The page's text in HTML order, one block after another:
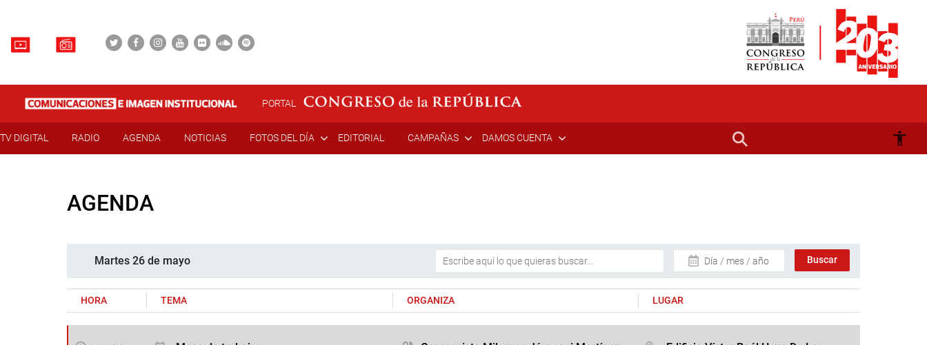
PORTAL
TV DIGITAL RADIO AGENDA NOTICIAS FOTOS DEL DÍA EDITORIAL CAMPAÑAS DAMOS CUENTA
AGENDA
Martes 26 de mayo Día / mes / año
HORA TEMA ORGANIZA LUGAR